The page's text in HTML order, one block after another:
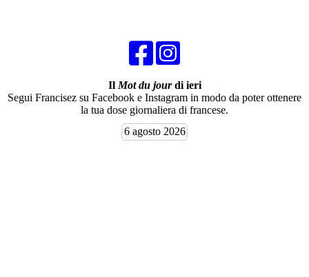
Il Mot du jourdi ieri
Segui Francisez su Facebook e Instagram in modo da poter ottenere
la tua dose giornaliera di francese.
6 agosto 2026